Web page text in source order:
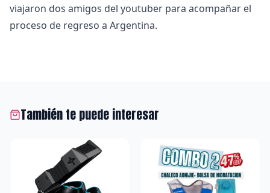
viajaron dos amigos del youtuber para acompañar el
proceso de regreso a Argentina.
También te puede interesar